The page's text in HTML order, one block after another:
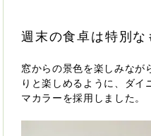
週末の食卓は特別な
窓からの景色を楽しみなが
りと楽しめるように、ダイ
マカラーを採用しました。